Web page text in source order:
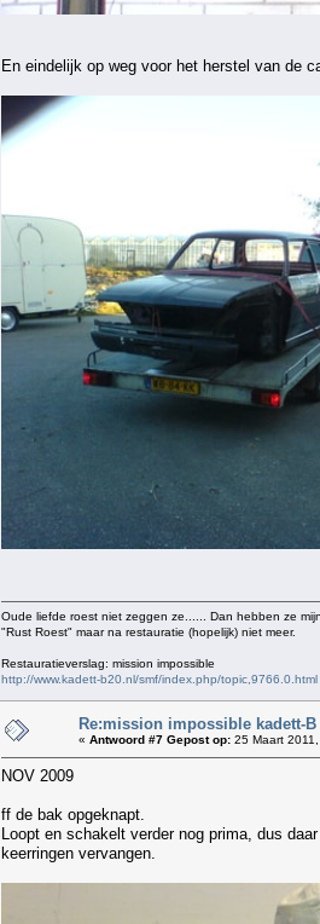
En eindelijk op weg voor het herstel van de
Oude liefde roest niet zeggen ze...... Dan hebben ze
"Rust Roest" maar na restauratie (hopelijk) niet meer.
Restauratieverslag: mission impossible
http://www.kadett-b20.nl/smf/index.php/topic,9766.0.html
Re:mission impossible kadett-B
« Antwoord #7 Gepost op: 25 Maart
NOV 2009
ff de bak opgeknapt.
Loopt en schakelt verder nog prima, dus
keerringen vervangen.